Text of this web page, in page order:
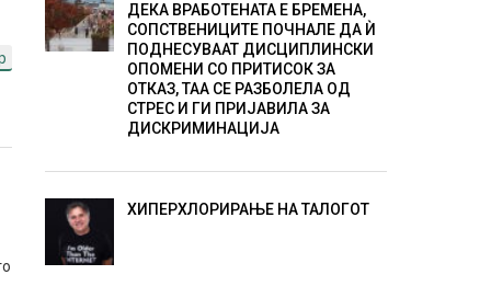
ДЕКА ВРАБОТЕНАТА Е БРЕМЕНА,
СОПСТВЕНИЦИТЕ ПОЧНАЛЕ ДА Ѝ
ПОДНЕСУВААТ ДИСЦИПЛИНСКИ
ОПОМЕНИ СО ПРИТИСОК ЗА
ОТКАЗ, ТАА СЕ РАЗБОЛЕЛА ОД
СТРЕС И ГИ ПРИЈАВИЛА ЗА
ДИСКРИМИНАЦИЈА
ХИПЕРХЛОРИРАЊЕ НА ТАЛОГОТ